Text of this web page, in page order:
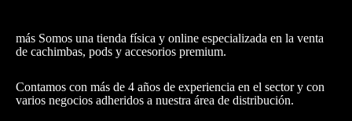
más Somos una tienda física y online especializada en la venta
de cachimbas, pods y accesorios premium.
Contamos con más de 4 años de experiencia en el sector y con
varios negocios adheridos a nuestra área de distribución.